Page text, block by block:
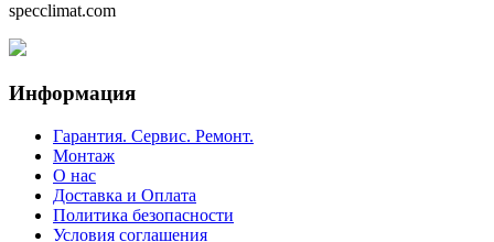
specclimat.com
Информация
Гарантия. Сервис. Ремонт.
Монтаж
О нас
Доставка и Оплата
Политика безопасности
Условия соглашения